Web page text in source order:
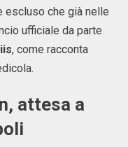
escluso che già nelle
ufficiale da parte
, come racconta
attesa a